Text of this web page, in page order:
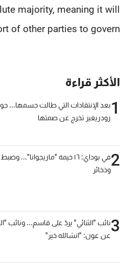
majority, meaning it will
of other parties to govern.
الأكثر قراءة
1بعد الإنتقادات التي طالت جسمها...
رودريغيز تخرج عن صمتها
2
في بوداي: ١٦ خيمة "ماريجوانا"...
وذخائر
3نائب "الثنائي" يردّ على قاسم... ونائب
عن عون: "انشالله خير"